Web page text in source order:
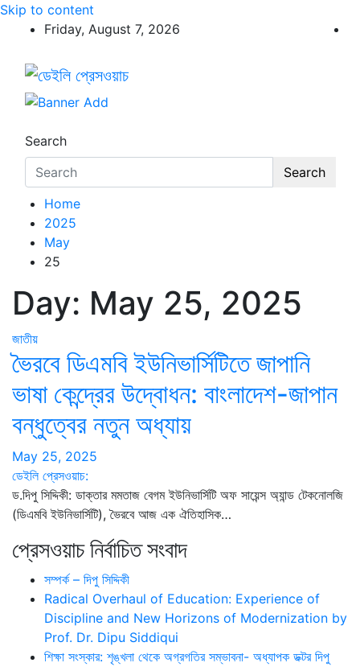
Skip to content
Friday, August 7, 2026
ডেইলি প্রেসওয়াচ
ডেইলি প্রেসওয়াচ মুক্তিযুদ্ধের চেতনায় উদ্বুদ্ধ মুখপত্র
Search
Search
Home
2025
May
25
Day: May 25, 2025
জাতীয়
ভৈরবে ডিএমবি ইউনিভার্সিটিতে জাপানি
ভাষা কেন্দ্রের উদ্বোধন: বাংলাদেশ-জাপান
বন্ধুত্বের নতুন অধ্যায়
May 25, 2025
ডেইলি প্রেসওয়াচ:
ড.দিপু সিদ্দিকী: ডাক্তার মমতাজ বেগম ইউনিভার্সিটি অফ সায়েন্স অ্যান্ড টেকনোলজি
(ডিএমবি ইউনিভার্সিটি), ভৈরবে আজ এক ঐতিহাসিক…
প্রেসওয়াচ নির্বাচিত সংবাদ
সম্পর্ক – দিপু সিদ্দিকী
Radical Overhaul of Education: Experience of
Discipline and New Horizons of Modernization by
Prof. Dr. Dipu Siddiqui
শিক্ষা সংস্কার: শৃঙ্খলা থেকে অগ্রগতির সম্ভাবনা- অধ্যাপক ডক্টর দিপু